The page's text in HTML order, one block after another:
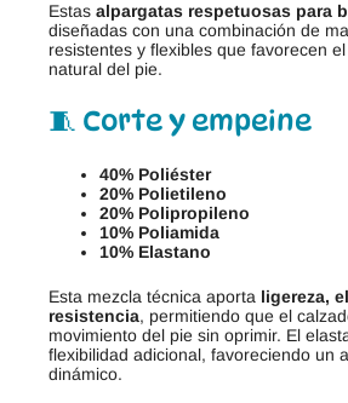
Estas alpargatas respetuosas para
diseñadas con una combinación de
resistentes y flexibles que favorecen
natural del pie.
🧵 Corte y empeine
40% Poliéster
20% Polietileno
20% Polipropileno
10% Poliamida
10% Elastano
Esta mezcla técnica aporta ligereza,
resistencia, permitiendo que el
movimiento del pie sin oprimir. El
flexibilidad adicional, favoreciendo un
dinámico.